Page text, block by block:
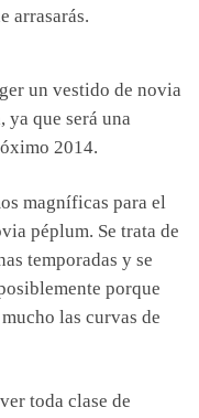
arrasarás.
un vestido de novia
que será una
2014.
magníficas para el
péplum. Se trata de
temporadas y se
porque
las curvas de
toda clase de